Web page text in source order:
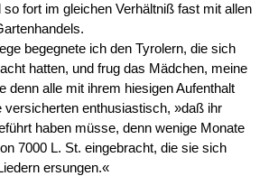
fort im gleichen Verhältniß fast mit allen
begegnete ich den Tyrolern, die sich
hatten, und frug das Mädchen, meine
denn alle mit ihrem hiesigen Aufenthalt
versicherten enthusiastisch, »daß ihr
haben müsse, denn wenige Monate
7000 L. St. eingebracht, die sie sich
ersungen.«